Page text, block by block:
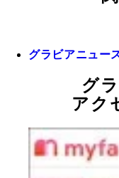
グラビアニュー
グ
アク